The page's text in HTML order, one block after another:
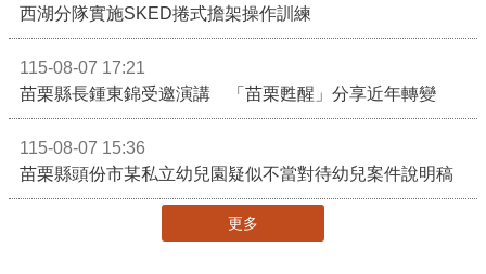
西湖分隊實施SKED捲式擔架操作訓練
115-08-07 17:21
苗栗縣長鍾東錦受邀演講 「苗栗甦醒」分享近年轉變
115-08-07 15:36
苗栗縣頭份市某私立幼兒園疑似不當對待幼兒案件說明稿
更多